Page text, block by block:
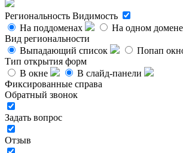
Региональность Видимость
На поддоменах
На одном домене
Вид региональности
Выпадающий список
Попап
Тип открытия форм
В окне
В слайд-панели
Фиксированные справа
Обратный звонок
Задать вопрос
Отзыв